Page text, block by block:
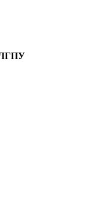
ЛГПУ